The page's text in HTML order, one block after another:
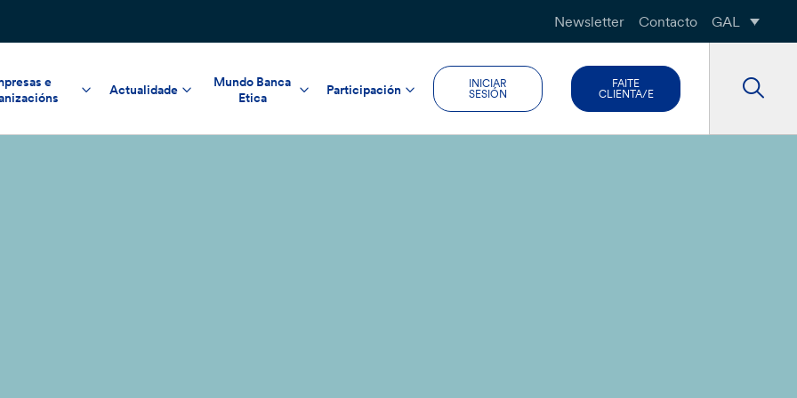
Newsletter Contacto GAL
e
Actualidade
Mundo Banca
Etica
Participación
INICIAR
SESIÓN
FAITE
CLIENTA/E